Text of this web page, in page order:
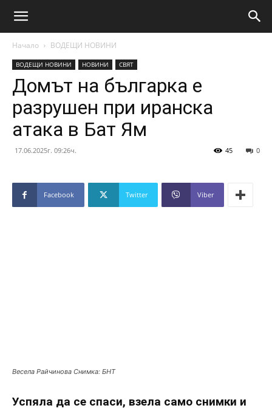
Начало ВОДЕЩИ НОВИНИ
ВОДЕЩИ НОВИНИ НОВИНИ СВЯТ
Домът на българка е
разрушен при иранска
атака в Бат Ям
17.06.2025г. 09:26ч. 0
45
Facebook Twitter Viber
Весела Райчинова Снимка: БНТ
Успяла да се спаси, взела само снимки и